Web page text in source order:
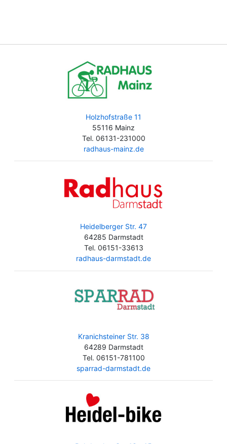
Holzhofstraße 11
55116 Mainz
Tel. 06131-231000
radhaus-mainz.de
Heidelberger Str. 47
64285 Darmstadt
Tel. 06151-33613
radhaus-darmstadt.de
Kranichsteiner Str. 38
64289 Darmstadt
Tel. 06151-781100
sparrad-darmstadt.de